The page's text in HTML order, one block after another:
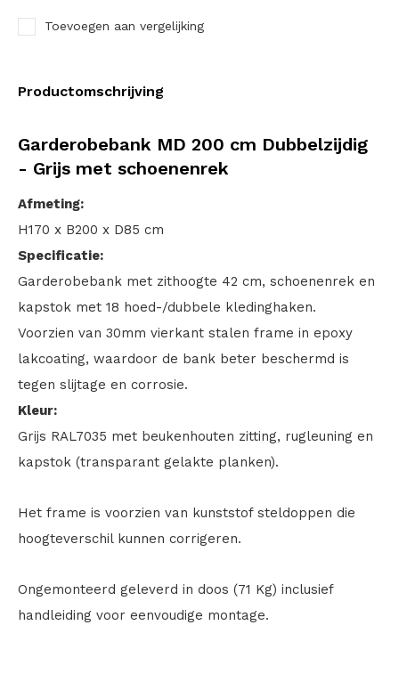
Toevoegen aan vergelijking
Productomschrijving
Garderobebank MD 200 cm Dubbelzijdig
- Grijs met schoenenrek
Afmeting:
H170 x B200 x D85 cm
Specificatie:
Garderobebank met zithoogte 42 cm, schoenenrek en
kapstok met 18 hoed-/dubbele kledinghaken.
Voorzien van 30mm vierkant stalen frame in epoxy
lakcoating, waardoor de bank beter beschermd is
tegen slijtage en corrosie.
Kleur:
Grijs RAL7035 met beukenhouten zitting, rugleuning en
kapstok (transparant gelakte planken).
Het frame is voorzien van kunststof steldoppen die
hoogteverschil kunnen corrigeren.
Ongemonteerd geleverd in doos (71 Kg) inclusief
handleiding voor eenvoudige montage.